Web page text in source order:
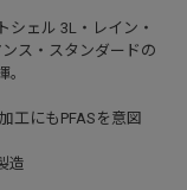
シェル 3L・レイン・
ス・スタンダードの
工にもPFASを意図
造